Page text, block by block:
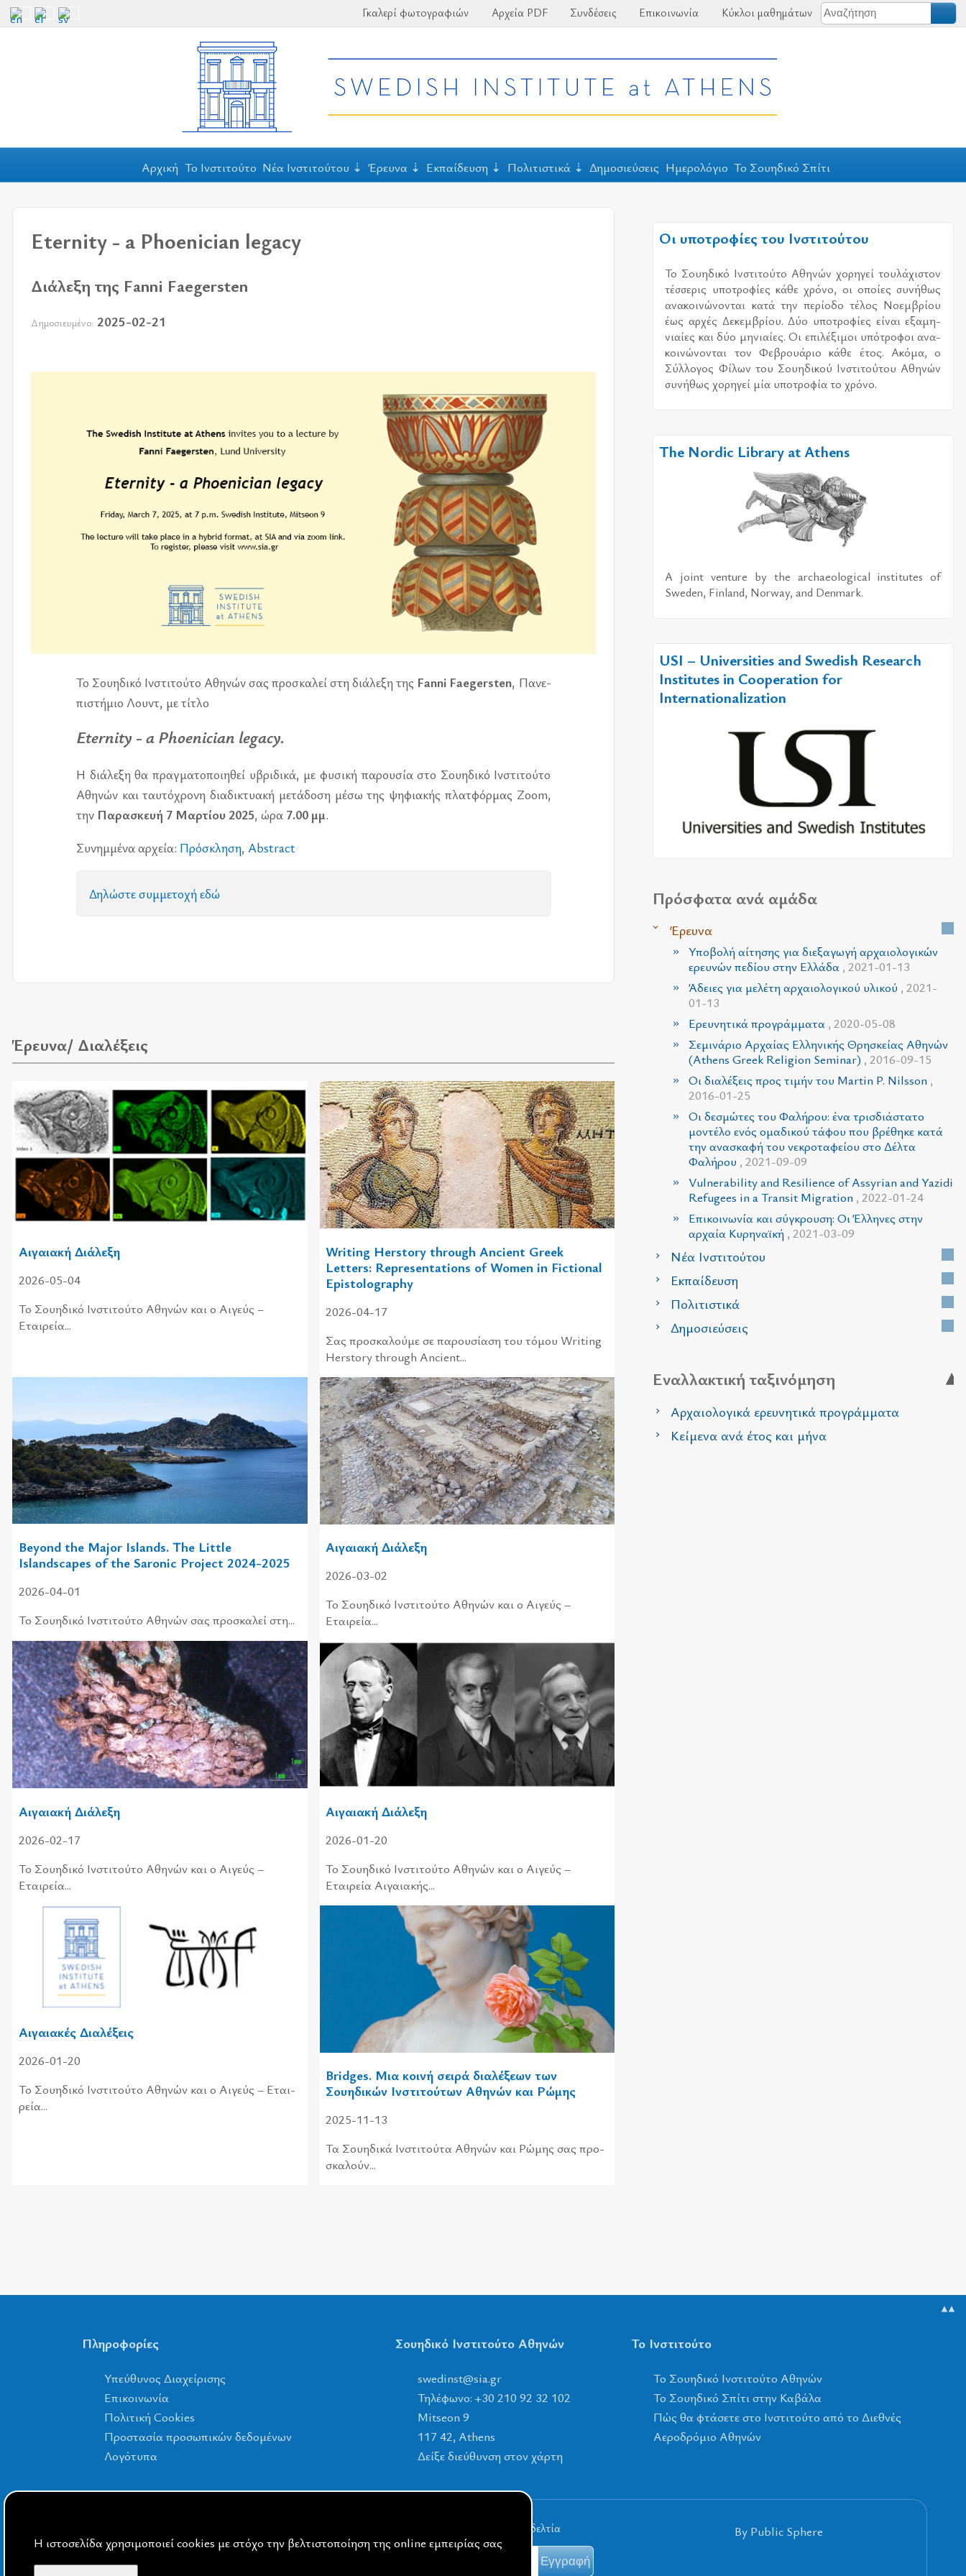
Γκαλερί φωτογραφιών Αρχεία PDF Συνδέσεις Επικοινωνία Κύκλοι μαθημάτων
Αρχική Το Ινστιτούτο Νέα Ινστιτούτου Έρευνα Εκπαίδευση Πολιτιστικά Δημοσιεύσεις Ημερολόγιο Το Σουηδικό Σπίτι
Eternity - a Phoenician legacy
Διάλεξη της Fanni Faegersten
Δημοσιευμένο: 2025-02-21
Το Σου­η­δι­κό Ινστι­τού­το Αθη­νών σας προ­σκα­λεί στη διά­λε­ξη της Fanni Faegersten, Πανε­
πι­στή­μιο Λουντ, με τί­τλο
Eternity - a Phoenician legacy.
Η διά­λε­ξη θα πραγ­μα­το­ποι­η­θεί υβρι­δι­κά, με φυ­σι­κή πα­ρου­σία στο Σου­η­δι­κό Ινστι­τού­το
Αθη­νών και ταυ­τό­χρο­νη δια­δι­κτυα­κή με­τάδο­ση μέσω της ψη­φια­κής πλατ­φόρ­μας Zoom,
την Παρα­σκευή 7 Μαρ­τί­ου 2025, ώρα 7.00 μμ.
Συνημ­μέ­να αρ­χεία: Πρό­σκλη­ση, Abstract
Δηλώ­στε συμ­με­το­χή εδώ
Έρευνα/ Διαλέξεις
Αιγαιακή Διάλεξη
2026-05-04
Το Σουηδικό Ινστιτούτο Αθηνών και ο Αιγεύς –
Εταιρεία...
Writing Herstory through Ancient Greek
Letters: Representations of Women in Fictional
Epistolography
2026-04-17
Σας προσκαλούμε σε παρουσίαση του τόμου Writing
Herstory through Ancient...
Beyond the Major Islands. The Little
Islandscapes of the Saronic Project 2024-2025
2026-04-01
Το Σου­η­δι­κό Ινστι­τού­το Αθη­νών σας προ­σκα­λεί στη...
Αιγαιακή Διάλεξη
2026-03-02
Το Σουηδικό Ινστιτούτο Αθηνών και ο Αιγεύς –
Εταιρεία...
Αιγαιακή Διάλεξη
2026-02-17
Το Σουηδικό Ινστιτούτο Αθηνών και ο Αιγεύς –
Εταιρεία...
Αιγαιακή Διάλεξη
2026-01-20
Το Σουηδικό Ινστιτούτο Αθηνών και ο Αιγεύς –
Εταιρεία Αιγαιακής...
Αιγαιακές Διαλέξεις
2026-01-20
Το Σου­η­δι­κό Ινστι­τού­το Αθη­νών και ο Αιγεύς – Εται­
ρεία...
Bridges. Μια κοινή σειρά διαλέξεων των
Σουηδικών Ινστιτούτων Αθηνών και Ρώμης
2025-11-13
Τα Σου­η­δι­κά Ινστι­τού­τα Αθη­νών και Ρώμης σας προ­
σκα­λούν...
Οι υποτροφίες του Ινστιτούτου
Το Σου­η­δι­κό Ινστι­τού­το Αθη­νών χο­ρη­γεί του­λά­χι­στον
τέσ­σε­ρις υπο­τρο­φί­ες κάθε χρό­νο, οι οποί­ες συ­νή­θως
ανα­κοι­νώ­νο­νται κατά την πε­ρί­ο­δο τέ­λος Νοεμ­βρί­ου
έως αρ­χές Δεκεμ­βρί­ου. Δύο υπο­τρο­φί­ες εί­ναι εξα­μη­
νιαί­ες και δύο μη­νιαί­ες. Οι επι­λέ­ξι­μοι υπό­τρο­φοι ανα­
κοι­νώ­νο­νται τον Φεβρουά­ριο κάθε έτος. Ακόμα, ο
Σύλ­λο­γος Φίλων του Σου­η­δι­κού Ινστι­τού­του Αθη­νών
συ­νή­θως χο­ρη­γεί μία υπο­τρο­φία το χρό­νο.
The Nordic Library at Athens
A joint venture by the archaeological institutes of
Sweden, Finland, Norway, and Denmark.
USI – Universities and Swedish Research
Institutes in Cooperation for
Internationalization
Πρόσφατα ανά αμάδα
Έρευνα
Υποβολή αίτησης για διεξαγωγή αρχαιολογικών
ερευνών πεδίου στην Ελλάδα , 2021-01-13
Άδειες για μελέτη αρχαιολογικού υλικού , 2021-
01-13
Ερευνητικά προγράμματα , 2020-05-08
Σεμινάριο Αρχαίας Ελληνικής Θρησκείας Αθηνών
(Athens Greek Religion Seminar) , 2016-09-15
Οι διαλέξεις προς τιμήν του Martin P. Nilsson ,
2016-01-25
Οι δεσμώτες του Φαλήρου: ένα τρισδιάστατο
μοντέλο ενός ομαδικού τάφου που βρέθηκε κατά
την ανασκαφή του νεκροταφείου στο Δέλτα
Φαλήρου , 2021-09-09
Vulnerability and Resilience of Assyrian and Yazidi
Refugees in a Transit Migration , 2022-01-24
Επικοινωνία και σύγκρουση: Οι Έλληνες στην
αρχαία Κυρηναϊκή , 2021-03-09
Νέα Ινστιτούτου
Εκπαίδευση
Πολιτιστικά
Δημοσιεύσεις
Εναλλακτική ταξινόμηση
Αρχαιολογικά ερευνητικά προγράμματα
Κείμενα ανά έτος και μήνα
▲▲
Πληροφορίες
Υπεύθυνος Διαχείρισης
Επικοινωνία
Πολιτική Cookies
Προστασία προσωπικών δεδομένων
Λογότυπα
Σουηδικό Ινστιτούτο Αθηνών
rg
.
ais
@
tsnidews
Τηλέφωνο: +30 210 92 32 102
Mitseon 9
117 42, Athens
Δείξε διεύθυνση στον χάρτη
Το Ινστιτούτο
To Σουηδικό Ινστιτούτο Αθηνών
Το Σουηδικό Σπίτι στην Καβάλα
Πώς θα φτάσετε στο Ινστιτούτο από το Διεθνές
Αεροδρόμιο Αθηνών
Εγγραφείτε στα ενημερωτικά μας δελτία By Public Sphere
Η ιστοσελίδα χρησιμοποιεί cookies με στόχο την βελτιστοποίηση της online εμπειρίας σας